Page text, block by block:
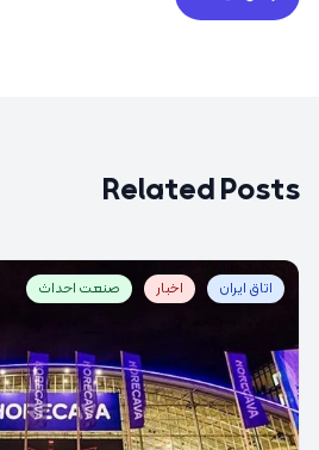
Related Posts
اتاق ایران اخبار صنعت احداث